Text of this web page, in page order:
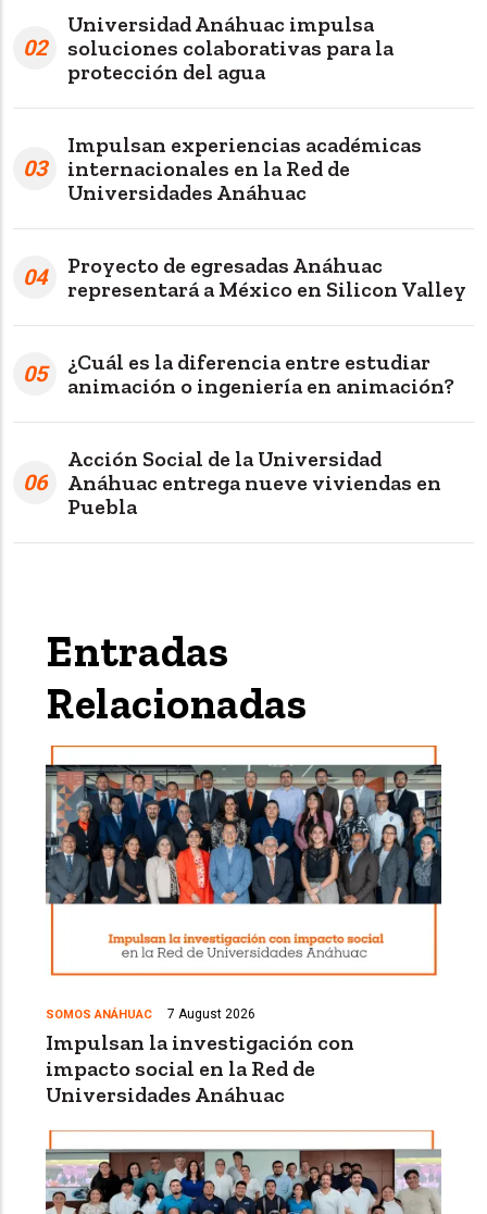
02
Universidad Anáhuac impulsa
soluciones colaborativas para la
protección del agua
03
Impulsan experiencias académicas
internacionales en la Red de
Universidades Anáhuac
04
Proyecto de egresadas Anáhuac
representará a México en Silicon Valley
05
¿Cuál es la diferencia entre estudiar
animación o ingeniería en animación?
06
Acción Social de la Universidad
Anáhuac entrega nueve viviendas en
Puebla
Entradas
Relacionadas
SOMOS ANÁHUAC 7 August 2026
Impulsan la investigación con
impacto social en la Red de
Universidades Anáhuac